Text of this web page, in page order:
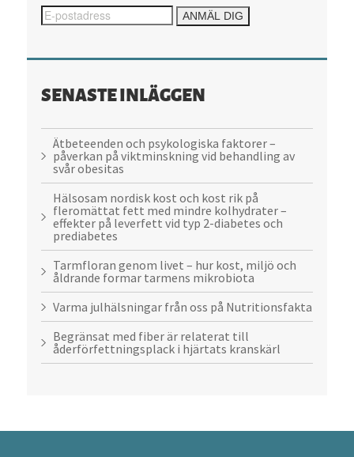
SENASTE INLÄGGEN
Ätbeteenden och psykologiska faktorer –
påverkan på viktminskning vid behandling av
svår obesitas
Hälsosam nordisk kost och kost rik på
fleromättat fett med mindre kolhydrater –
effekter på leverfett vid typ 2-diabetes och
prediabetes
Tarmfloran genom livet – hur kost, miljö och
åldrande formar tarmens mikrobiota
Varma julhälsningar från oss på Nutritionsfakta
Begränsat med fiber är relaterat till
åderförfettningsplack i hjärtats kranskärl